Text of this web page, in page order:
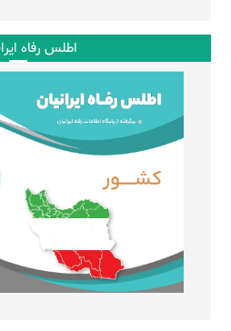
اطلس رفاه